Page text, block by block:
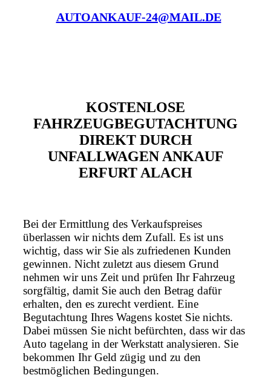
AUTOANKAUF-24@MAIL.DE
KOSTENLOSE
FAHRZEUGBEGUTACHTUNG
DIREKT DURCH
UNFALLWAGEN ANKAUF
ERFURT ALACH
Bei der Ermittlung des Verkaufspreises
überlassen wir nichts dem Zufall. Es ist uns
wichtig, dass wir Sie als zufriedenen Kunden
gewinnen. Nicht zuletzt aus diesem Grund
nehmen wir uns Zeit und prüfen Ihr Fahrzeug
sorgfältig, damit Sie auch den Betrag dafür
erhalten, den es zurecht verdient. Eine
Begutachtung Ihres Wagens kostet Sie nichts.
Dabei müssen Sie nicht befürchten, dass wir das
Auto tagelang in der Werkstatt analysieren. Sie
bekommen Ihr Geld zügig und zu den
bestmöglichen Bedingungen.